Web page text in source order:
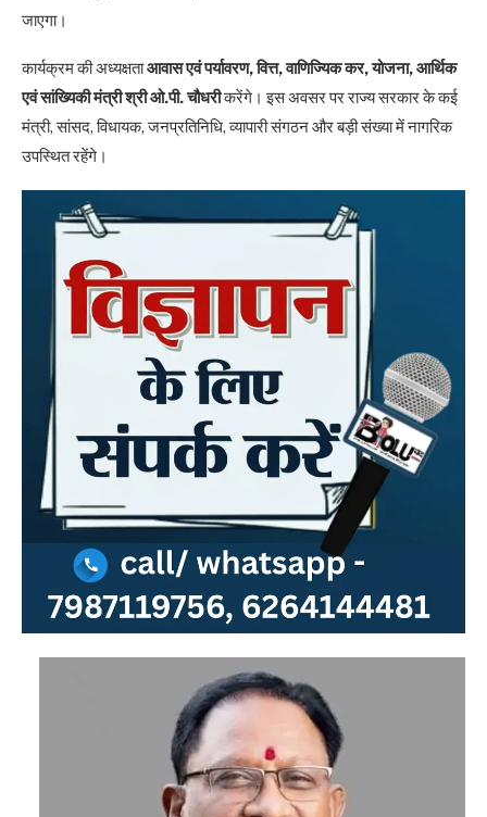
जाएगा।
कार्यक्रम की अध्यक्षताआवास एवं पर्यावरण, वित्त, वाणिज्यिक कर, योजना, आर्थिक
एवं सांख्यिकी मंत्री श्री ओ.पी. चौधरीकरेंगे। इस अवसर पर राज्य सरकार के कई
मंत्री, सांसद, विधायक, जनप्रतिनिधि, व्यापारी संगठन और बड़ी संख्या में नागरिक
उपस्थित रहेंगे।